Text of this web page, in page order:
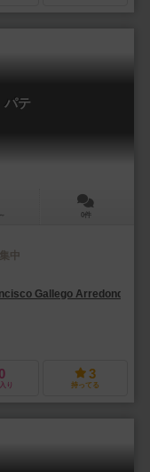
パテ
0件
中
Gallego Arredondo）
0
り
3
持ってる